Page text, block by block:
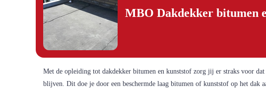
MBO Dakdekker bitumen
Met de opleiding tot dakdekker bitumen en kunststof zorg jij er straks voor
blijven. Dit doe je door een beschermde laag bitumen of kunststof op het dak